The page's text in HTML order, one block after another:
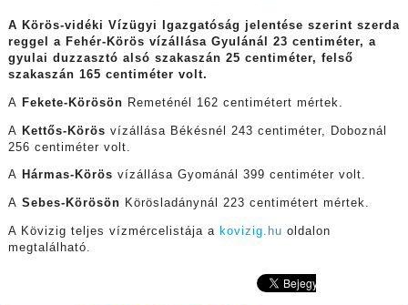
A Körös-vidéki Vízügyi Igazgatóság jelentése szerint szerda
reggel a Fehér-Körös vízállása Gyulánál 23 centiméter, a
gyulai duzzasztó alsó szakaszán 25 centiméter, felső
szakaszán 165 centiméter volt.
A Fekete-Körösön Remeténél 162 centimétert mértek.
A Kettős-Körös vízállása Békésnél 243 centiméter, Doboznál
256 centiméter volt.
A Hármas-Körös vízállása Gyománál 399 centiméter volt.
A Sebes-Körösön Körösladánynál 223 centimétert mértek.
A Kövizig teljes vízmércelistája a kovizig.hu oldalon
megtalálható.